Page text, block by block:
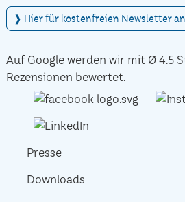
❱ Hier für kostenfreien Newsletter
Auf Google werden wir mit Ø 4.5
Rezensionen bewertet.
Presse
Downloads